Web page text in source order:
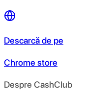
Descarcă de pe
Chrome store
Despre CashClub